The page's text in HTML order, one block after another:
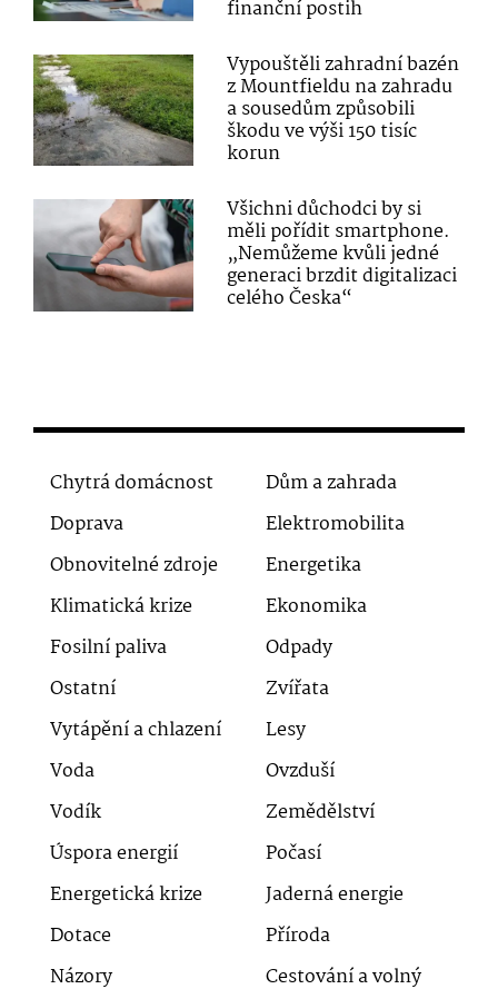
finanční postih
Vypouštěli zahradní bazén
z Mountfieldu na zahradu
a sousedům způsobili
škodu ve výši 150 tisíc
korun
Všichni důchodci by si
měli pořídit smartphone.
„Nemůžeme kvůli jedné
generaci brzdit digitalizaci
celého Česka“
Chytrá domácnost
Dům a zahrada
Doprava
Elektromobilita
Obnovitelné zdroje
Energetika
Klimatická krize
Ekonomika
Fosilní paliva
Odpady
Ostatní
Zvířata
Vytápění a chlazení
Lesy
Voda
Ovzduší
Vodík
Zemědělství
Úspora energií
Počasí
Energetická krize
Jaderná energie
Dotace
Příroda
Názory
Cestování a volný